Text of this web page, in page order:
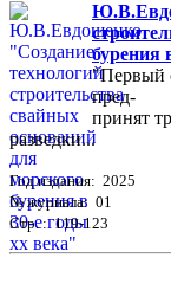
бурения
"Первый
пред-
принят
разведки...
Год издания: 2025
№ журнала: 01
Стр. : 119-123